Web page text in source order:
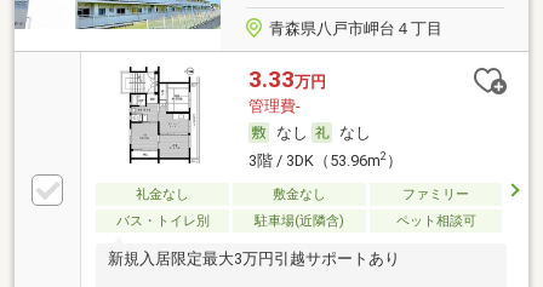
青森県八戸市岬台４丁目
3.33万円
管理費-
なし
なし
3階 / 3DK（53.96m2）
礼金なし 敷金なし
ファミリー
バス・トイレ別
駐車場(近隣含) ペット相談可
新規入居限定最大3万円引越サポートあり